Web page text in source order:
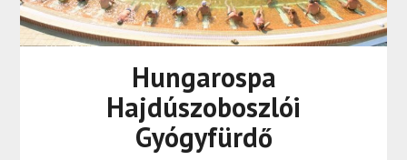
Hungarospa
Hajdúszoboszlói
Gyógyfürdő